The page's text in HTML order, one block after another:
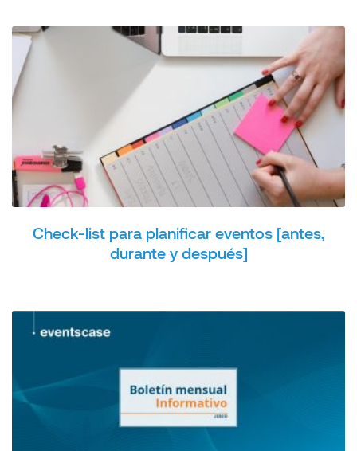
Check-list para planificar eventos [antes,
durante y después]